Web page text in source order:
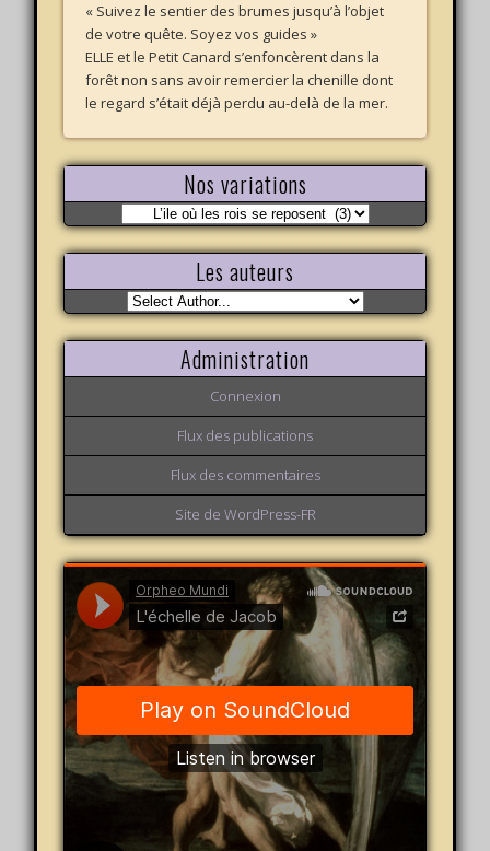
« Suivez le sentier des brumes jusqu’à l’objet
de votre quête. Soyez vos guides »
ELLE et le Petit Canard s’enfoncèrent dans la
forêt non sans avoir remercier la chenille dont
le regard s’était déjà perdu au-delà de la mer.
Nos variations
variations
Les auteurs
Administration
Connexion
Flux des publications
Flux des commentaires
Site de WordPress-FR